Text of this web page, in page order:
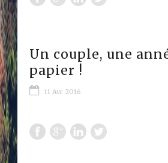
Un couple, une
papier !
11 Avr 2016